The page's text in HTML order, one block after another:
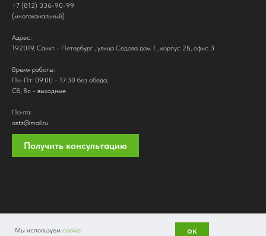
Мы используем cookie ок
+7 (812) 336-90-99
(многоканальный)
Адрес:
192019, Санкт - Петербург , улица Седова дом 1 , корпус 2Б, офис 3
Время работы:
Пн-Пт: 09:00 - 17:30 без обеда,
Сб, Вс - выходные
Почта:
astz@mail.ru
Получить консультацию